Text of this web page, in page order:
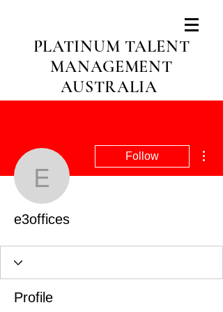
PLATINUM TALENT
MANAGEMENT
AUSTRALIA
e3offices
Follow
e3offices
Profile